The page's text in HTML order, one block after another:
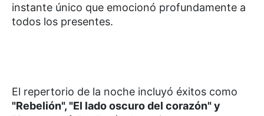
instante único que emocionó profundamente a
todos los presentes.
El repertorio de la noche incluyó éxitos como
"Rebelión", "El lado oscuro del corazón" y